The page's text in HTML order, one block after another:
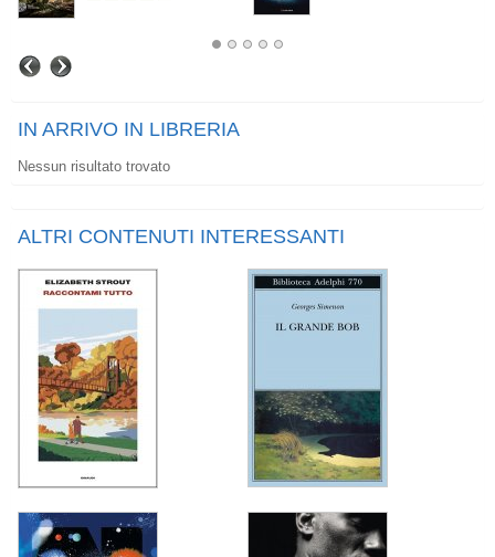
IN ARRIVO IN LIBRERIA
Nessun risultato trovato
ALTRI CONTENUTI INTERESSANTI